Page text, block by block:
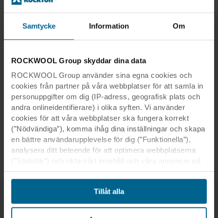
Samtycke Information Om
ROCKWOOL Group skyddar dina data
ROCKWOOL Group använder sina egna cookies och
cookies från partner på våra webbplatser för att samla in
personuppgifter om dig (IP-adress, geografisk plats och
andra onlineidentifierare) i olika syften. Vi använder
cookies för att våra webbplatser ska fungera korrekt
(”Nödvändiga”), komma ihåg dina inställningar och skapa
en bättre användarupplevelse för dig (”Funktionella”),
analysera ditt beteende för att optimera webbplatserna
sociala medier och externa webbplatser baserat på ditt
beteende på våra webbplatser (”Marknadsföring”).
Information om din användning av våra webbplatser kan
komma att lämnas ut till våra sociala medie-, reklam- och
Tillåt alla
Hôtel Mercure Hyères Centre
Land:
Hyères, Frankrike
Arkitekt:
Karolina Lubkowski, KL Studio
Design
Fotograf:
Sylvain Barthelemy
Produkter:
Rockfon Color-all®
Kant:
X
Modulstorle
k:
600 x 600